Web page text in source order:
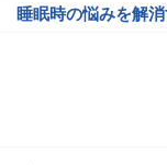
睡眠時の悩みを解